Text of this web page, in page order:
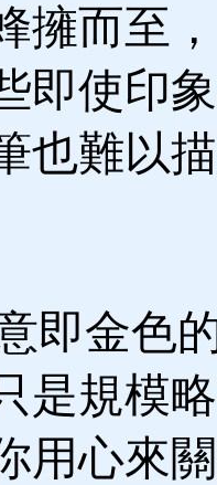
擁而至
即使印
也難以
即金色
是規模
用心來